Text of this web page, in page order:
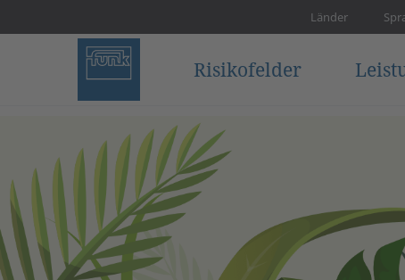
Länder
Risikofelder